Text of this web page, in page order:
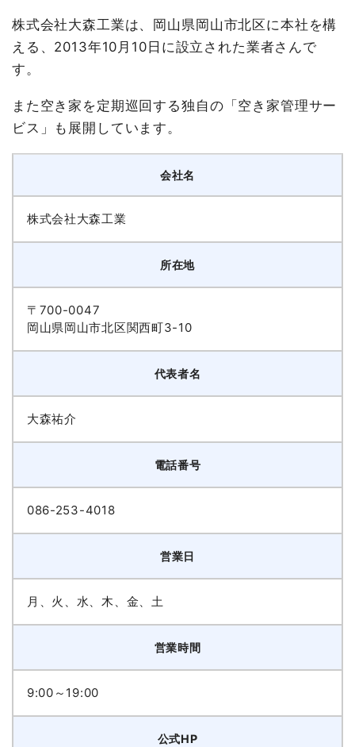
株式会社大森工業は、岡山県岡山市北区に本社を構
える、2013年10月10日に設立された業者さんで
す。
また空き家を定期巡回する独自の「空き家管理サー
ビス」も展開しています。
会社名
株式会社大森工業
所在地
〒700-0047
岡山県岡山市北区関西町3-10
代表者名
大森祐介
電話番号
086-253-4018
営業日
月、火、水、木、金、土
営業時間
9:00～19:00
公式HP